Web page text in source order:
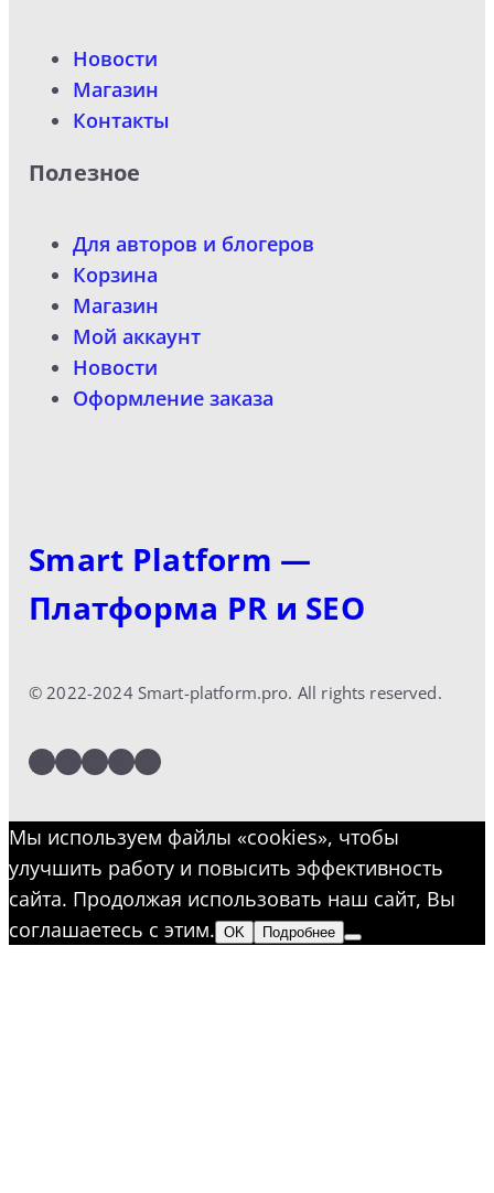
Новости
Магазин
Контакты
Полезное
Для авторов и блогеров
Корзина
Магазин
Мой аккаунт
Новости
Оформление заказа
Smart Platform —
Платформа PR и SEO
© 2022-2024 Smart-platform.pro. All rights reserved.
LinkedIn
Facebook
Twitter
Instagram
YouTube
Мы используем файлы «cookies», чтобы
улучшить работу и повысить эффективность
сайта. Продолжая использовать наш сайт, Вы
соглашаетесь с этим. OK Подробнее